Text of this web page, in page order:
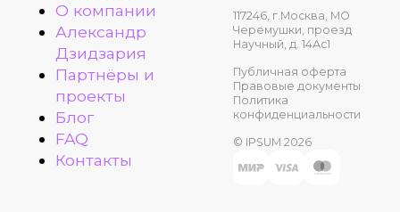
О компании
Александр
Дзидзария
Партнёры и
проекты
Блог
FAQ
Контакты
117246, г.Москва, МО
Черемушки, проезд
Научный, д. 14Ас1
Публичная оферта
Правовые документы
Политика
конфиденциальности
© IPSUM 2026